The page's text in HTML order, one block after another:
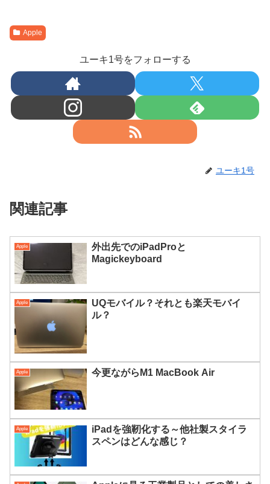
Apple
ユーキ1号をフォローする
ユーキ1号
関連記事
Apple
外出先でのiPadProと
Magickeyboard
Apple
UQモバイル？それとも楽天モバイ
ル？
Apple 今更ながらM1 MacBook Air
Apple
iPadを強靭化する～他社製スタイラ
スペンはどんな感じ？